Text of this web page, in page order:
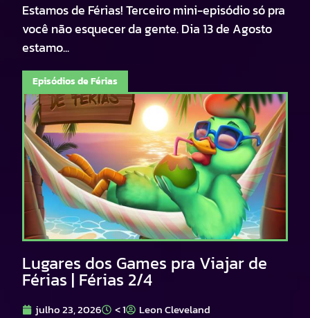
Estamos de Férias! Terceiro mini-episódio só pra
você não esquecer da gente. Dia 13 de Agosto
estamo...
Episódios de Férias
Lugares dos Games pra Viajar de
Férias | Férias 2/4
julho 23, 2026 < 1 Leon Cleveland